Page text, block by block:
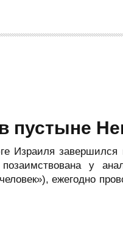
пустыне
Израиля
у
ежегодно